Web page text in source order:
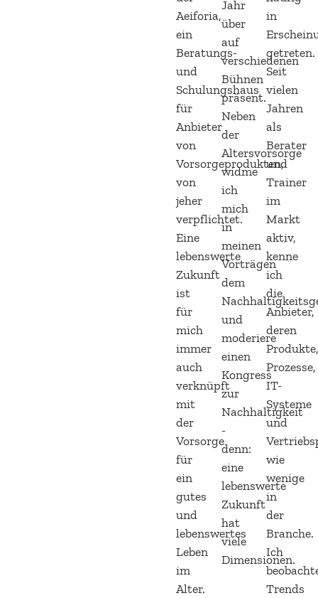
Aeiforia,
ein
Beratungs-
und
Schulungshaus
für
Anbieter
von
Vorsorgeprodukten,
von
jeher
verpflichtet.
Eine
lebenswerte
Zukunft
ist
für
mich
immer
auch
verknüpft
mit
der
Vorsorge
für
ein
gutes
und
lebenswertes
Leben
im
Alter.
Jahr
über
auf
verschiedenen
Bühnen
präsent.
Neben
der
Altersvorsorge
widme
ich
mich
in
meinen
Vorträgen
dem
und
moderiere
einen
Kongress
zur
Nachhaltigkeit
-
denn:
eine
lebenswerte
Zukunft
hat
viele
Dimensionen.
in
getreten.
Seit
vielen
Jahren
als
Berater
und
Trainer
im
Markt
aktiv,
kenne
ich
die
Anbieter,
deren
Prozesse,
IT-
Systeme
und
wie
wenige
in
der
Branche.
Ich
Trends